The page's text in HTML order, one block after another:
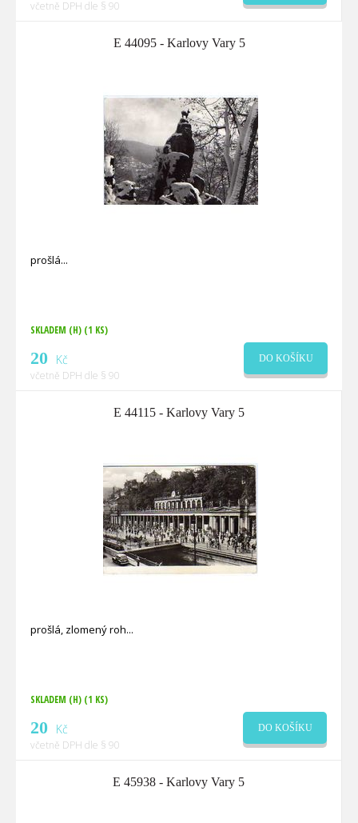
včetně DPH dle § 90
E 44095 - Karlovy Vary 5
prošlá
SKLADEM (H) (1 KS)
20 Kč
včetně DPH dle § 90
DO KOŠÍKU
E 44115 - Karlovy Vary 5
prošlá, zlomený roh
SKLADEM (H) (1 KS)
20 Kč
včetně DPH dle § 90
DO KOŠÍKU
E 45938 - Karlovy Vary 5